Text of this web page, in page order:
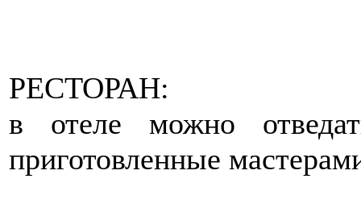
РЕСТОРАН:
в отеле можно
приготовленные